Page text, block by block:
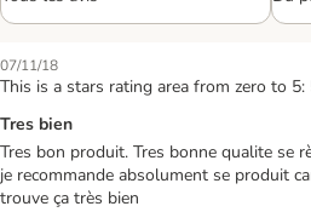
07/11/18
This is a stars rating area from zero to 5:
Tres bien
Tres bon produit. Tres bonne qualite se
je recommande absolument se produit
trouve ça très bien